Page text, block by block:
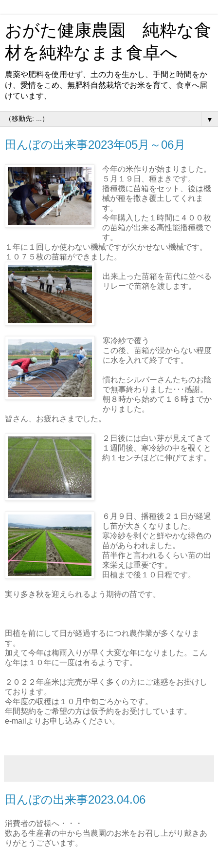
おがた健康農園 純粋な食
材を純粋なまま食卓へ
農薬や肥料を使用せず、土の力を生かし、手間と時間をか
け、愛情をこめ、無肥料自然栽培でお米を育て、食卓へ届
けています、
▼
田んぼの出来事2023年05月～06月
今年の米作りが始まりました。
５月１９日、種まきです。
播種機に苗箱をセット、後は機
械が種を撒き覆土してくれま
す。
今年購入した１時間に４００枚
の苗箱が出来る高性能播種機で
す。
１年に１回しか使わない機械ですが欠かせない機械です。
１０７５枚の苗箱ができました。
出来上った苗箱を苗代に並べる
リレーで苗箱を渡します。
寒冷紗で覆う
この後、苗箱が浸からない程度
に水を入れて終了です。
慣れたシルバーさんたちのお陰
で無事終わりました･･･感謝。
朝８時から始めて１６時までか
かりました。
皆さん、お疲れさまでした。
２日後には白い芽が見えてきて
１週間後、寒冷紗の中を覗くと
約１センチほどに伸びてます。
６月９日、播種後２１日が経過
し苗が大きくなりました。
寒冷紗を剥ぐと鮮やかな緑色の
苗があらわれました。
苗半作と言われるくらい苗の出
来栄えは重要です。
田植まで後１０日程です。
実り多き秋を迎えられるよう期待の苗です。
田植を前にして日が経過するにつれ農作業が多くなりま
す。
加えて今年は梅雨入りが早く大変な年になりました。こん
な年は１０年に一度は有るようです。
２０２２年産米は完売が早く多くの方にご迷惑をお掛けし
ております。
今年度の収穫は１０月中旬ごろからです。
年間契約をご希望の方は仮予約をお受けしています。
e-mailよりお申し込みください。
田んぼの出来事2023.04.06
消費者の皆様へ・・・
数ある生産者の中から当農園のお米をお召し上がり戴きあ
りがとうございます。